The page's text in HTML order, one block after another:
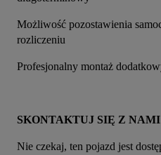
Możliwość pozostawienia
rozliczeniu
Profesjonalny montaż
SKONTAKTUJ SIĘ Z NAMI
Nie czekaj, ten pojazd jest